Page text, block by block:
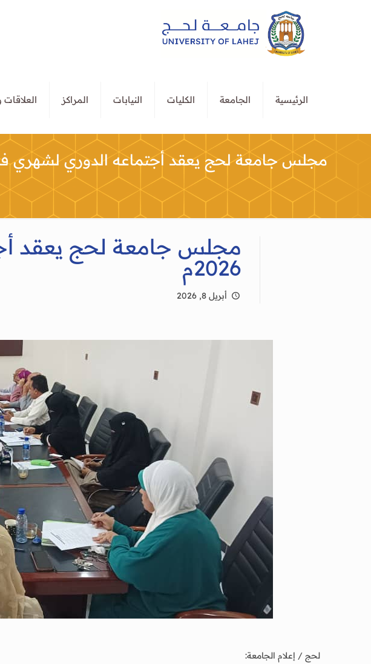
الرئيسية الجامعة الكليات النيابات المراكز العلاقات
مجلس جامعة لحج يعقد أجتماعه الدوري لشهري
مجلس جامعة لحج يعقد
2026م
أبريل 8, 2026
لحج / إعلام الجامعة: